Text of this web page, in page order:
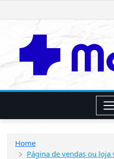
to
Home
Página de vendas ou